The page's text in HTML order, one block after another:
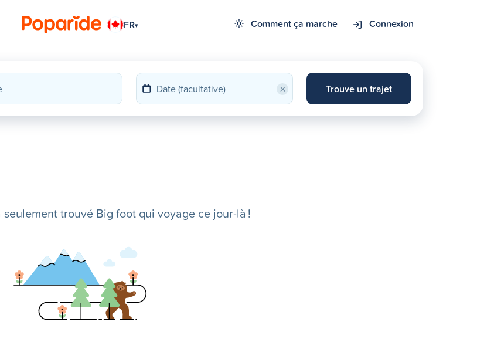
FR▾ Comment ça marche Connexion
× Trouve un trajet
trouvé Big foot qui voyage ce jour-là !